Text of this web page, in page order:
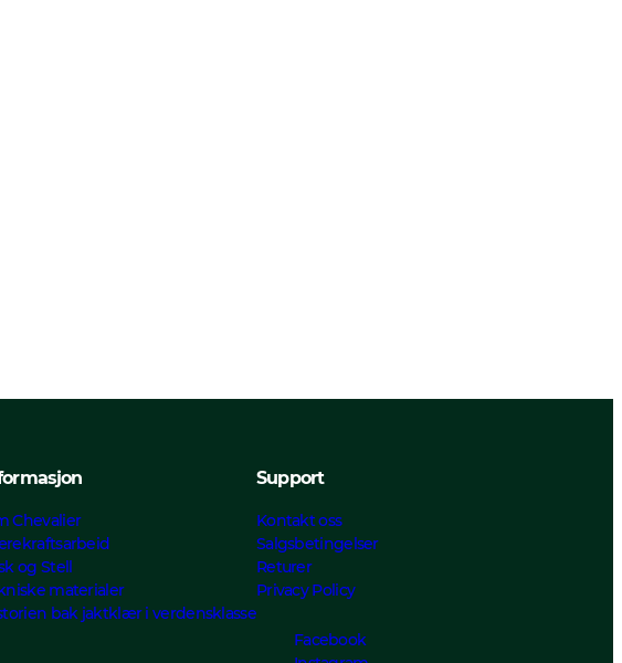
Chevalier
og Stell
materialer
bak jaktklær i verdensklasse
Support
Kontakt oss
Salgsbetingelser
Returer
Privacy Policy
Facebook